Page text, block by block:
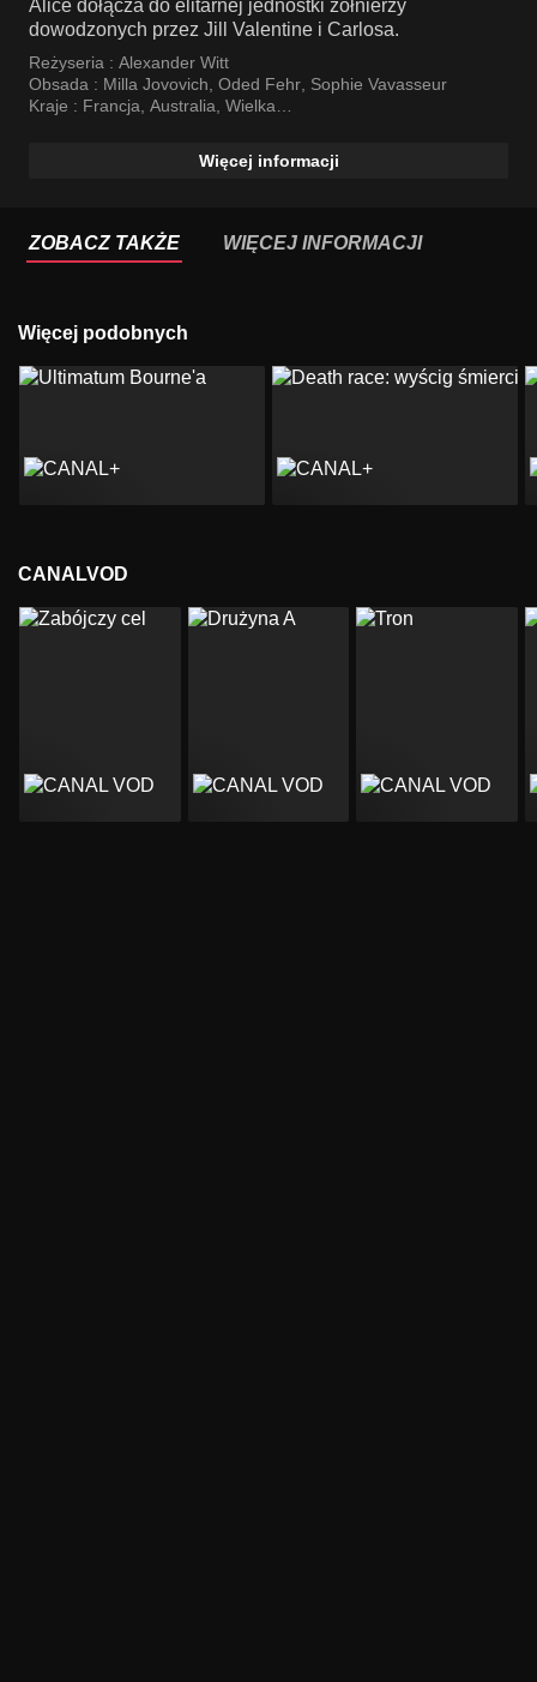
Alice dołącza do elitarnej jednostki żołnierzy
dowodzonych przez Jill Valentine i Carlosa.
Reżyseria : Alexander Witt
Obsada : Milla Jovovich, Oded Fehr, Sophie Vavasseur
Kraje : Francja, Australia, Wielka
Więcej informacji
ZOBACZ TAKŻE WIĘCEJ INFORMACJI
Więcej podobnych
CANALVOD